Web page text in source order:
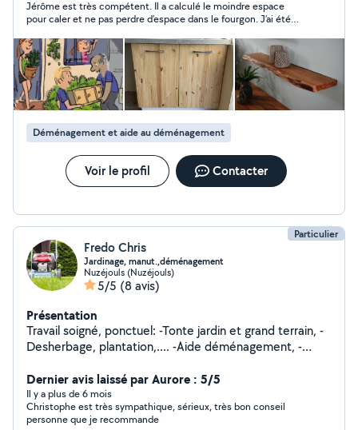
Jérôme est très compétent. Il a calculé le moindre espace
pour caler et ne pas perdre d’espace dans le fourgon. J’ai été
sympathie, très soigneux. Je le recommande vivement. C’était
parfait . De bons conseils 👍
Déménagement et aide au déménagement
Voir le profil Contacter
Particulier
Fredo Chris
Jardinage, manut.,déménagement
Nuzéjouls (Nuzéjouls)
5/5 (8 avis)
Présentation
Travail soigné, ponctuel: -Tonte jardin et grand terrain, -
Desherbage, plantation,.... -Aide déménagement, -
Dernier avis laissé par Aurore : 5/5
Il y a plus de 6 mois
Christophe est très sympathique, sérieux, très bon conseil
personne que je recommande